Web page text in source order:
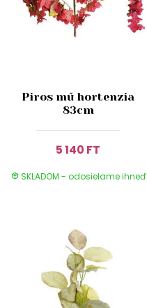
Piros mű hortenzia
83cm
5 140 FT
SKLADOM - odosielame ihneď